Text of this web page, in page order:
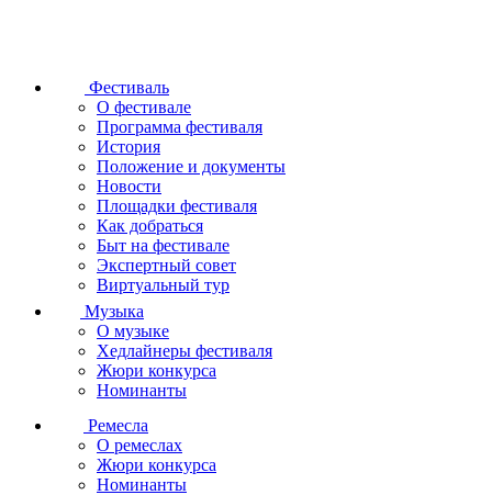
Фестиваль
О фестивале
Программа фестиваля
История
Положение и документы
Новости
Площадки фестиваля
Как добраться
Быт на фестивале
Экспертный совет
Виртуальный тур
Музыка
О музыке
Хедлайнеры фестиваля
Жюри конкурса
Номинанты
Ремесла
О ремеслах
Жюри конкурса
Номинанты